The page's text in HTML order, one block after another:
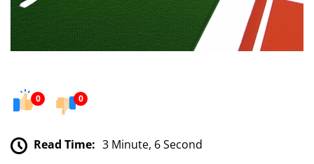
0 0
Read Time: 3 Minute, 6 Second